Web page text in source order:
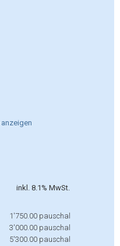
anzeigen
inkl. 8.1% MwSt.
1'750.00 pauschal
3'000.00 pauschal
5'300.00 pauschal